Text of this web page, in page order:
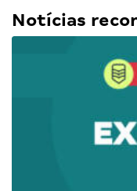
Notícias